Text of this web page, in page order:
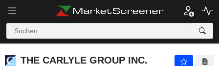
THE CARLYLE GROUP INC.
THE CARLYLE GROUP INC.